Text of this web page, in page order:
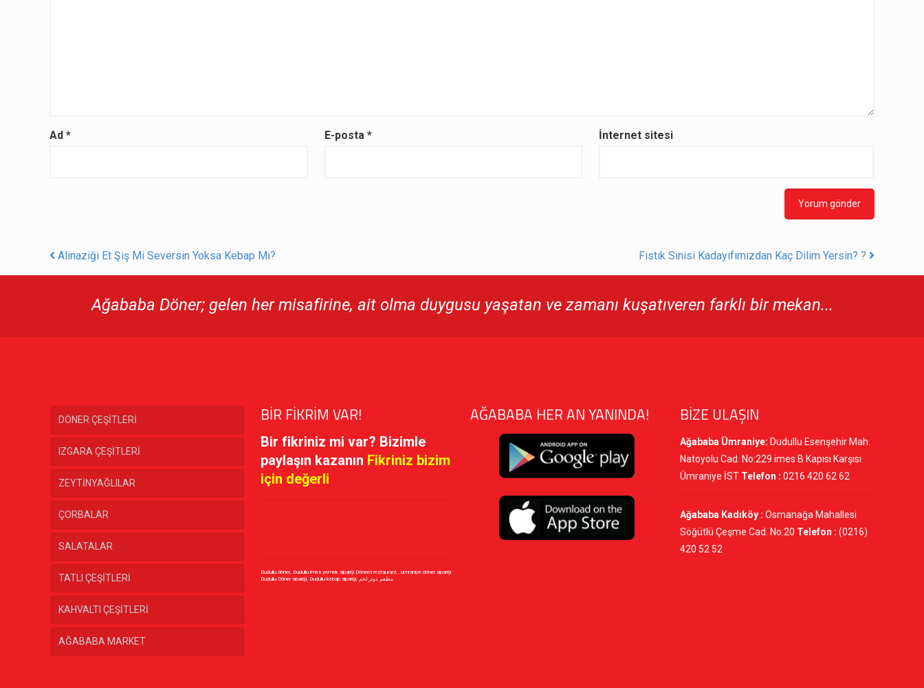
Ad * E-posta * İnternet sitesi
Alinaziği Et Şiş Mi Seversin Yoksa Kebap Mı? Fıstık Sinisi Kadayıfımızdan Kaç Dilim Yersin? ?
Ağababa Döner; gelen her misafirine, ait olma duygusu yaşatan ve zamanı kuşatıveren farklı bir mekan...
DÖNER ÇEŞİTLERİ
IZGARA ÇEŞİTLERİ
ZEYTİNYAĞLILAR
ÇORBALAR
SALATALAR
TATLI ÇEŞİTLERİ
KAHVALTI ÇEŞİTLERİ
AĞABABA MARKET
BİR FİKRİM VAR!
Bir fikriniz mi var? Bizimle
paylaşın kazanın Fikriniz bizim
için değerli
Dudullu döner, Dudullu imes yemek siparişi Dönerci restaurant , ümraniye döner siparişi
Dudullu Döner siparişi, Dudullu kebap siparişi, مطعم دونر لحم
AĞABABA HER AN YANINDA! BİZE ULAŞIN
Ağababa Ümraniye: Dudullu Esenşehir Mah.
Natoyolu Cad. No:229 imes B Kapısı Karşısı
Ümraniye İST Telefon : 0216 420 62 62
Ağababa Kadıköy : Osmanağa Mahallesi
Söğütlü Çeşme Cad. No:20 Telefon : (0216)
420 52 52